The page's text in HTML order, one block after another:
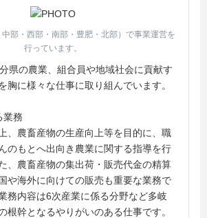
部・西部・南部・豊肥・北部）で事業運営を
行っています。
県の農業、組合員や地域社会に貢献す
胸に様々な仕事に取り組んでいます。
業務
、農畜産物の生産向上等を目的に、職
のもとへ出向き農業に関する指導を行
、農畜産物の集出荷・販売代金の精算
や海外に向けての販売も重要な業務で
務内容は6次産業に係る分野など多岐
根幹となるやりがいのある仕事です。